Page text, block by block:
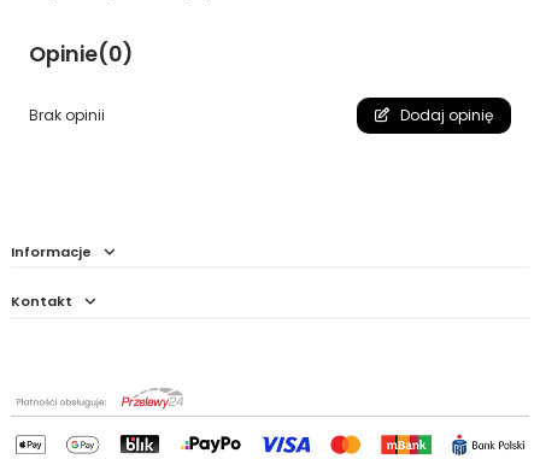
Opinie(0)
Brak opinii Dodaj opinię
Informacje
Kontakt